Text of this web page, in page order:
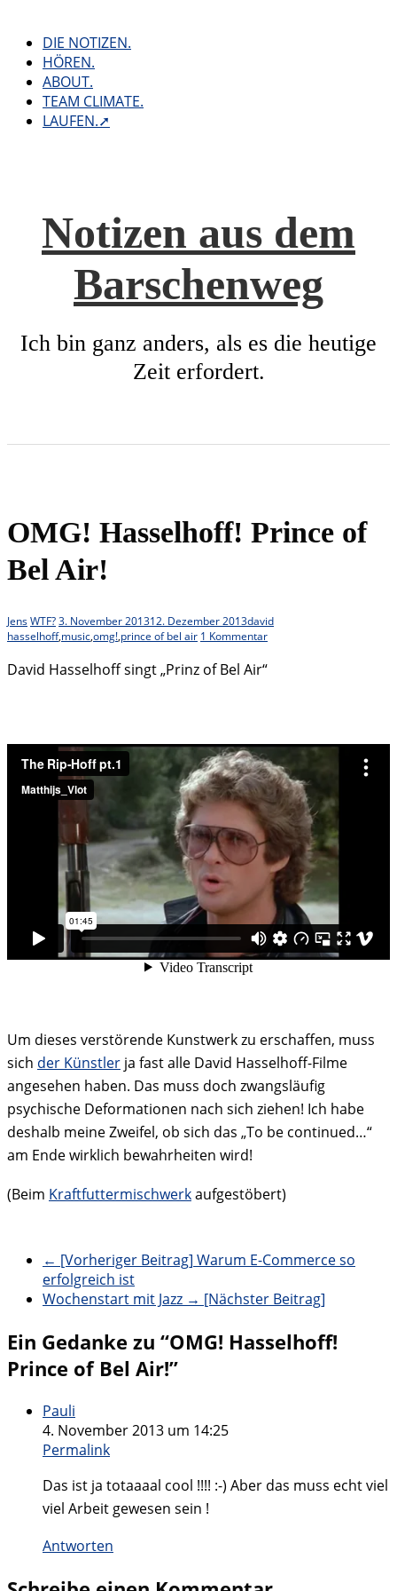
contentDIE NOTIZEN.
HÖREN.
ABOUT.
TEAM CLIMATE.
LAUFEN.➚
Notizen aus dem
Barschenweg
Ich bin ganz anders, als es die heutige
Zeit erfordert.
OMG! Hasselhoff! Prince of
Bel Air!
JensWTF?3. November 201312. Dezember 2013david
hasselhoff,music,omg!,prince of bel air 1 Kommentar
David Hasselhoff singt „Prinz of Bel Air“
Um dieses verstörende Kunstwerk zu erschaffen, muss
sich der Künstler ja fast alle David Hasselhoff-Filme
angesehen haben. Das muss doch zwangsläufig
psychische Deformationen nach sich ziehen! Ich habe
deshalb meine Zweifel, ob sich das „To be continued…“
am Ende wirklich bewahrheiten wird!
(Beim Kraftfuttermischwerkaufgestöbert)
← [Vorheriger Beitrag] Warum E-Commerce so
erfolgreich ist
Wochenstart mit Jazz → [Nächster Beitrag]
Ein Gedanke zu “OMG! Hasselhoff!
Prince of Bel Air!”
Pauli
4. November 2013 um 14:25
Permalink
Das ist ja totaaaal cool !!!! :-) Aber das muss echt viel
viel Arbeit gewesen sein !
Antworten